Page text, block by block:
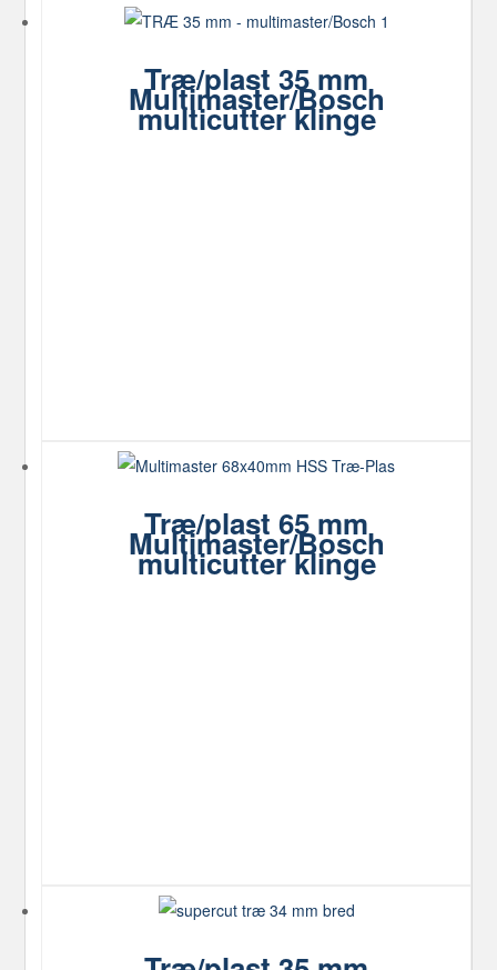
Træ/plast 35 mm
Multimaster/Bosch
multicutter klinge
Træ/plast 65 mm
Multimaster/Bosch
multicutter klinge